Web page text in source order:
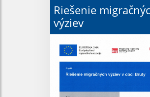
Riešenie
výziev